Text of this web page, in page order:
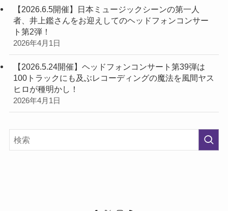
【2026.6.5開催】日本ミュージックシーンの第一人
者、井上鑑さんをお迎えしてのヘッドフォンコンサー
ト第2弾！
2026年4月1日
【2026.5.24開催】ヘッドフォンコンサート第39弾は
100トラックにも及ぶレコーディングの魔法を風間ヤス
ヒロが種明かし！
2026年4月1日